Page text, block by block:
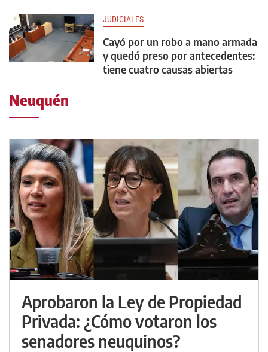
JUDICIALES
Cayó por un robo a mano armada
y quedó preso por antecedentes:
tiene cuatro causas abiertas
Neuquén
Aprobaron la Ley de Propiedad
Privada: ¿Cómo votaron los
senadores neuquinos?